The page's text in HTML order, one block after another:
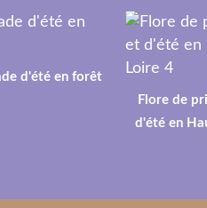
d'été en forêt
Flore de
d'été en